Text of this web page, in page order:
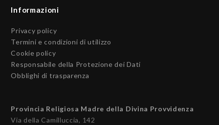
Informazioni
Privacy policy
Termini e condizioni di utilizzo
Cookie policy
Responsabile della Protezione dei Dati
Obblighi di trasparenza
Provincia Religiosa Madre della Divina Provvidenza
Via della Camilluccia, 142